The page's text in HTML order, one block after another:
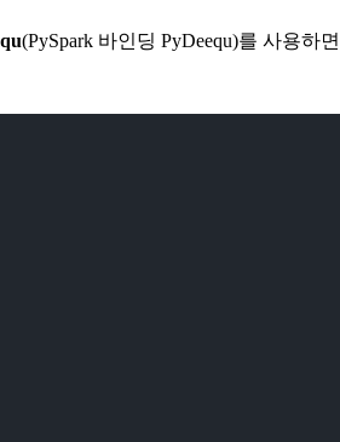
(PySpark 바인딩 PyDeequ)를 사용하